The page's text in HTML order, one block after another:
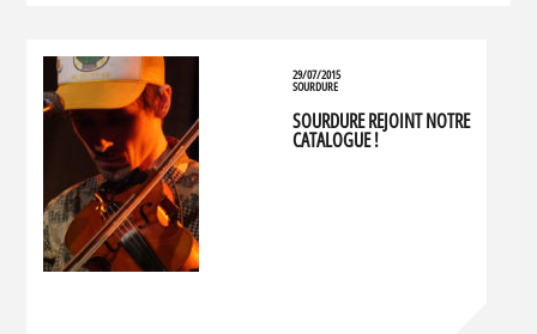
29/07/2015
SOURDURE
SOURDURE REJOINT NOTRE
CATALOGUE !